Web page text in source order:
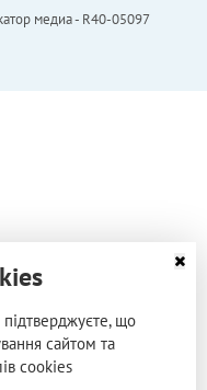
медиа - R40-05097
що
сайтом та
cookies